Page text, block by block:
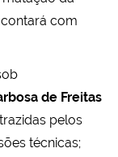
com
de Freitas
pelos
técnicas;